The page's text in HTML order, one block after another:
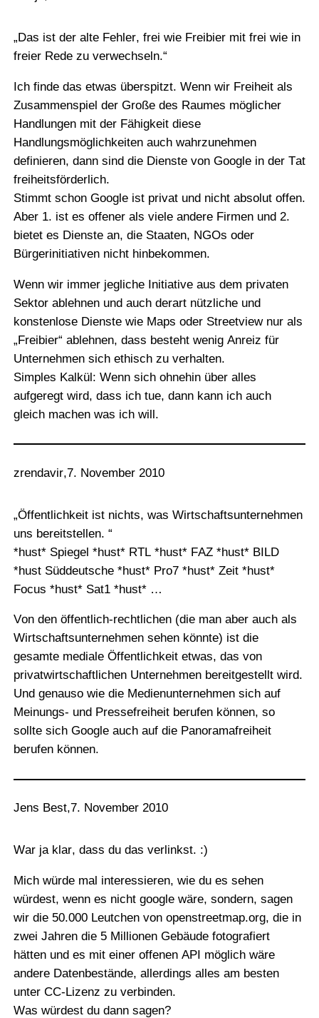
„Das ist der alte Fehler, frei wie Freibier mit frei wie in
freier Rede zu verwechseln.“
Ich finde das etwas überspitzt. Wenn wir Freiheit als
Zusammenspiel der Große des Raumes möglicher
Handlungen mit der Fähigkeit diese
Handlungsmöglichkeiten auch wahrzunehmen
definieren, dann sind die Dienste von Google in der Tat
freiheitsförderlich.
Stimmt schon Google ist privat und nicht absolut offen.
Aber 1. ist es offener als viele andere Firmen und 2.
bietet es Dienste an, die Staaten, NGOs oder
Bürgerinitiativen nicht hinbekommen.
Wenn wir immer jegliche Initiative aus dem privaten
Sektor ablehnen und auch derart nützliche und
konstenlose Dienste wie Maps oder Streetview nur als
„Freibier“ ablehnen, dass besteht wenig Anreiz für
Unternehmen sich ethisch zu verhalten.
Simples Kalkül: Wenn sich ohnehin über alles
aufgeregt wird, dass ich tue, dann kann ich auch
gleich machen was ich will.
zrendavir,7. November 2010
„Öffentlichkeit ist nichts, was Wirtschaftsunternehmen
uns bereitstellen. “
*hust* Spiegel *hust* RTL *hust* FAZ *hust* BILD
*hust Süddeutsche *hust* Pro7 *hust* Zeit *hust*
Focus *hust* Sat1 *hust* …
Von den öffentlich-rechtlichen (die man aber auch als
Wirtschaftsunternehmen sehen könnte) ist die
gesamte mediale Öffentlichkeit etwas, das von
privatwirtschaftlichen Unternehmen bereitgestellt wird.
Und genauso wie die Medienunternehmen sich auf
Meinungs- und Pressefreiheit berufen können, so
sollte sich Google auch auf die Panoramafreiheit
berufen können.
Jens Best,7. November 2010
War ja klar, dass du das verlinkst. :)
Mich würde mal interessieren, wie du es sehen
würdest, wenn es nicht google wäre, sondern, sagen
wir die 50.000 Leutchen von openstreetmap.org, die in
zwei Jahren die 5 Millionen Gebäude fotografiert
hätten und es mit einer offenen API möglich wäre
andere Datenbestände, allerdings alles am besten
unter CC-Lizenz zu verbinden.
Was würdest du dann sagen?